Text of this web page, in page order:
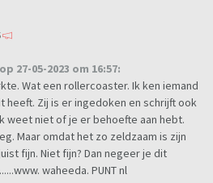
27-05-2023 om 16:57:
Wat een rollercoaster. Ik ken iemand
heeft. Zij is er ingedoken en schrijft ook
weet niet of je er behoefte aan hebt.
Maar omdat het zo zeldzaam is zijn
fijn. Niet fijn? Dan negeer je dit
waheeda. PUNT nl